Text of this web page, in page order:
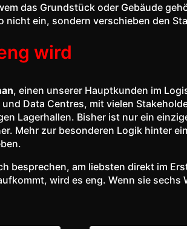
das Grundstück oder Gebäude
nicht ein, sondern verschieben den
wird
, einen unserer Hauptkunden im
Data Centres, mit vielen
Lagerhallen. Bisher ist nur ein
Mehr zur besonderen Logik hinter
besprechen, am liebsten direkt im
wird es eng. Wenn sie